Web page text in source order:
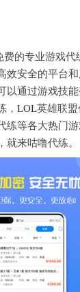
费的专业游戏代
效安全的平台
以通过游戏技能
， LOL英雄联盟
练等各大热门游
就来咕噜代练。